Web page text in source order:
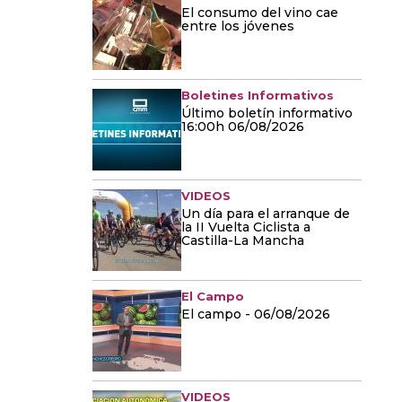
El consumo del vino cae
entre los jóvenes
Boletines Informativos
Último boletín informativo
16:00h 06/08/2026
VIDEOS
Un día para el arranque de
la II Vuelta Ciclista a
Castilla-La Mancha
El Campo
El campo - 06/08/2026
VIDEOS